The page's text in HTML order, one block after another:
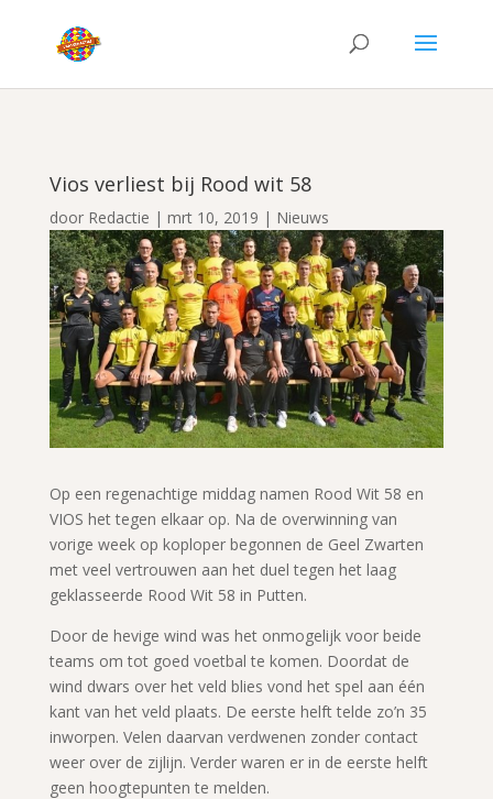
Vios verliest bij Rood wit 58
door Redactie | mrt 10, 2019 | Nieuws
Op een regenachtige middag namen Rood Wit 58 en
VIOS het tegen elkaar op. Na de overwinning van
vorige week op koploper begonnen de Geel Zwarten
met veel vertrouwen aan het duel tegen het laag
geklasseerde Rood Wit 58 in Putten.
Door de hevige wind was het onmogelijk voor beide
teams om tot goed voetbal te komen. Doordat de
wind dwars over het veld blies vond het spel aan één
kant van het veld plaats. De eerste helft telde zo’n 35
inworpen. Velen daarvan verdwenen zonder contact
weer over de zijlijn. Verder waren er in de eerste helft
geen hoogtepunten te melden.